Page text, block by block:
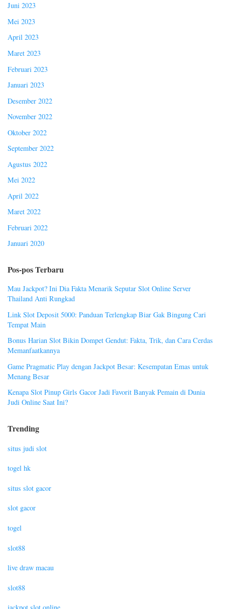
Juni 2023
Mei 2023
April 2023
Maret 2023
Februari 2023
Januari 2023
Desember 2022
November 2022
Oktober 2022
September 2022
Agustus 2022
Mei 2022
April 2022
Maret 2022
Februari 2022
Januari 2020
Pos-pos Terbaru
Mau Jackpot? Ini Dia Fakta Menarik Seputar Slot Online Server
Thailand Anti Rungkad
Link Slot Deposit 5000: Panduan Terlengkap Biar Gak Bingung Cari
Tempat Main
Bonus Harian Slot Bikin Dompet Gendut: Fakta, Trik, dan Cara Cerdas
Memanfaatkannya
Game Pragmatic Play dengan Jackpot Besar: Kesempatan Emas untuk
Menang Besar
Kenapa Slot Pinup Girls Gacor Jadi Favorit Banyak Pemain di Dunia
Judi Online Saat Ini?
Trending
situs judi slot
togel hk
situs slot gacor
slot gacor
togel
slot88
live draw macau
slot88